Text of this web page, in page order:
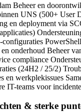
Beheer en
UNS (500+ User
en deployment via
en onderhoud Beheer
compliance
(24H2 / 25/2)
en werkplekissues
IT-teams voor
& sterke